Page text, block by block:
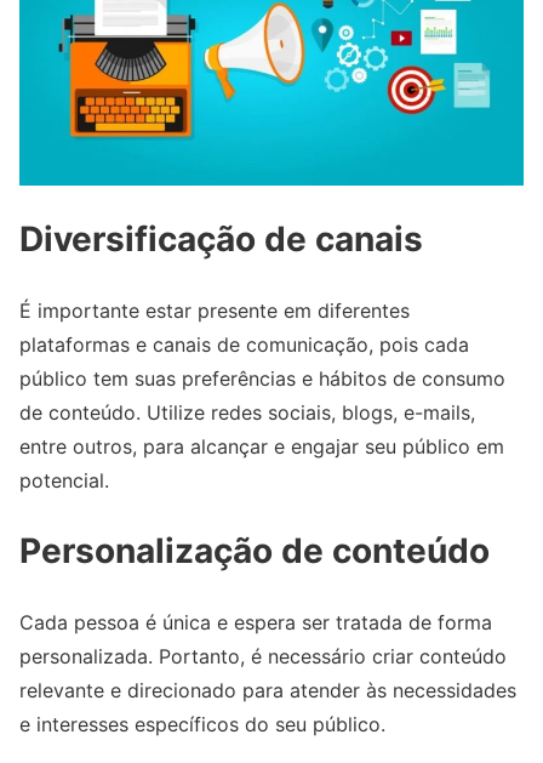
Diversificação de canais
É importante estar presente em diferentes
plataformas e canais de comunicação, pois cada
público tem suas preferências e hábitos de consumo
de conteúdo. Utilize redes sociais, blogs, e-mails,
entre outros, para alcançar e engajar seu público em
potencial.
Personalização de conteúdo
Cada pessoa é única e espera ser tratada de forma
personalizada. Portanto, é necessário criar conteúdo
relevante e direcionado para atender às necessidades
e interesses específicos do seu público.